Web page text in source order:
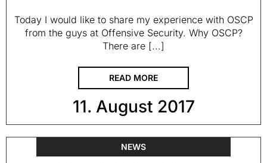
Today I would like to share my experience with OSCP
from the guys at Offensive Security. Why OSCP?
There are [...]
READ MORE
11. August 2017
NEWS